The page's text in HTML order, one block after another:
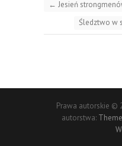
← Jesień
Śledztwo w
Prawa autorskie ©
autorstwa: